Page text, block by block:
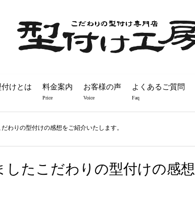
けとは 料金案内
Price
お客様の声
Voice
よくあるご質問
Faq
わりの型付けの感想をご紹介いたします。
したこだわりの型付けの感想